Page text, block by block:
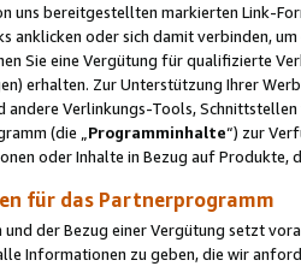
uns bereitgestellten markierten Link-
anklicken oder sich damit verbinden,
Sie eine Vergütung für qualifizierte
erhalten. Zur Unterstützung Ihrer
andere Verlinkungs-Tools,
(die „ Programminhalte“) zur
oder Inhalte in Bezug auf Produkte,
für das Partnerprogramm
der Bezug einer Vergütung setzt
Informationen zu geben, die wir